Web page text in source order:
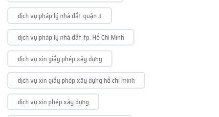
dịch vụ pháp lý nhà đất quận 3
dịch vụ pháp lý nhà đất tp. Hồ Chí Minh
dịch vụ xin giấy phép xây dựng
dịch vụ xin giấy phép xây dựng hồ chí minh
dịch vụ xin phép xây dựng